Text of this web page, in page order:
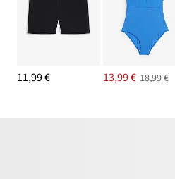
11,99 € 13,99 € 18,99 €